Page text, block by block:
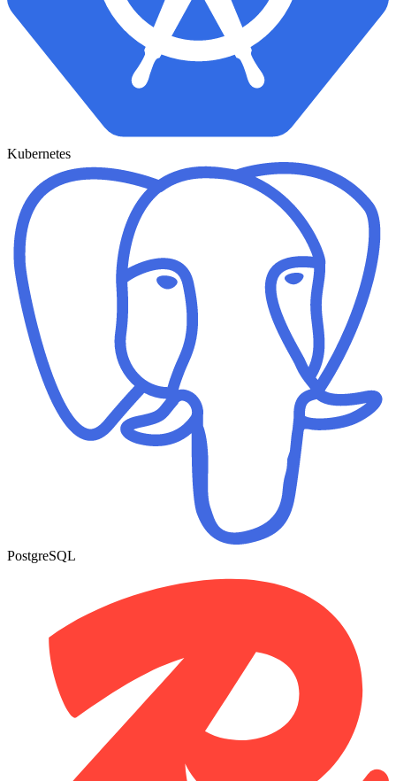
Kubernetes
PostgreSQL